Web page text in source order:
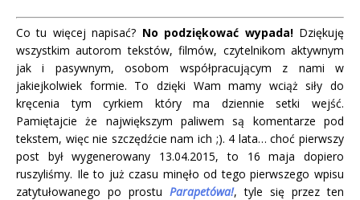
Co tu więcej napisać? No podziękować wypada!Dziękuję
wszystkim autorom tekstów, filmów, czytelnikom aktywnym
jak i pasywnym, osobom współpracującym z nami w
jakiejkolwiek formie. To dzięki Wam mamy wciąż siły do
kręcenia tym cyrkiem który ma dziennie setki wejść.
Pamiętajcie że największym paliwem są komentarze pod
tekstem, więc nie szczędźcie nam ich ;). 4 lata… choć pierwszy
post był wygenerowany 13.04.2015, to 16 maja dopiero
ruszyliśmy. Ile to już czasu minęło od tego pierwszego wpisu
zatytułowanego po prostu Parapetówa!, tyle się przez ten